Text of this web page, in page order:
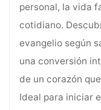
personal, la vida
cotidiano.
evangelio según
una conversión
de un corazón
Ideal para iniciar